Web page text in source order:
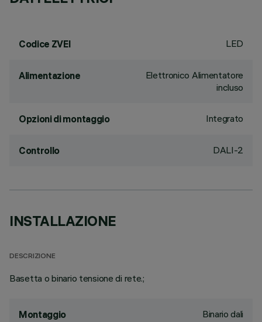
Codice ZVEI LED
Alimentazione
Elettronico Alimentatore
incluso
Opzioni di montaggio Integrato
Controllo DALI-2
INSTALLAZIONE
DESCRIZIONE
Basetta o binario tensione di rete.;
Montaggio Binario dali